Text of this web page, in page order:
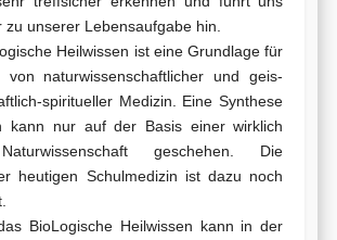
zu unserer Lebensaufgabe hin.
Heilwissen ist eine Grundlage für
von naturwissenschaftlicher und geis-
spiritueller Medizin. Eine Synthese
kann nur auf der Basis einer wirklich
geschehen. Die
heutigen Schulmedizin ist dazu noch
BioLogische Heilwissen kann in der